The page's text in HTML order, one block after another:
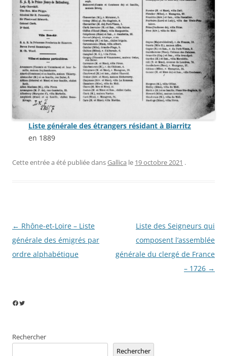
Liste générale des étrangers résidant à Biarritz
en 1889
Cette entrée a été publiée dansGallica le 19 octobre 2021 .
Navigation
des
articles
← Rhône-et-Loire – Liste
générale des émigrés par
ordre alphabétique
Liste des Seigneurs qui
composent l’assemblée
générale du clergé de France
– 1726 →
Facebook
Twitter
Rechercher
Rechercher